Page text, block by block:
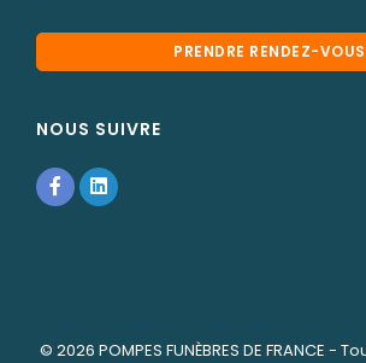
PRENDRE RENDEZ-VOUS
NOUS SUIVRE
© 2026 POMPES FUNÈBRES DE FRANCE -